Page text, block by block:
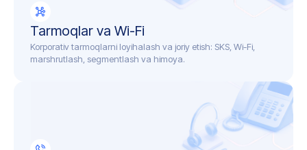
Tarmoqlar va Wi-Fi
Korporativ tarmoqlarni loyihalash va joriy etish: SKS, Wi-Fi,
marshrutlash, segmentlash va himoya.